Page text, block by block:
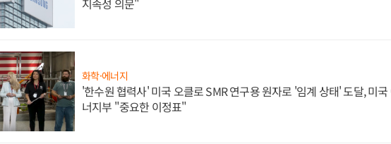
지속성 의문"
화학·에너지
'한수원 협력사' 미국 오클로 SMR 연구용 원자로 '임계 상태' 도달, 미국
너지부 "중요한 이정표"